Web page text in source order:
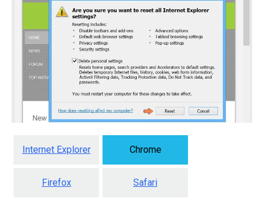
Internet Explorer Chrome
Firefox Safari